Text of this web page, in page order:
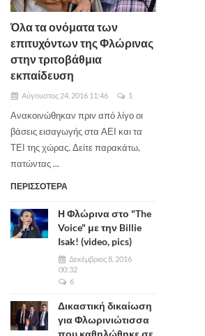
Όλα τα ονόματα των
επιτυχόντων της Φλώρινας
στην τριτοβάθμια
εκπαίδευση
Αύγουστος 24, 2016 11:46 1
Ανακοινώθηκαν πριν από λίγο οι
βάσεις εισαγωγής στα ΑΕΙ και τα
ΤΕΙ της χώρας. Δείτε παρακάτω,
πατώντας ...
ΠΕΡΙΣΣΟΤΕΡΑ
Η Φλώρινα στο "The
Voice" με την Billie
Isak! (video, pics)
Δεκέμβριος 8, 2016
00:32
6
Δικαστική δικαίωση
για Φλωρινιώτισσα